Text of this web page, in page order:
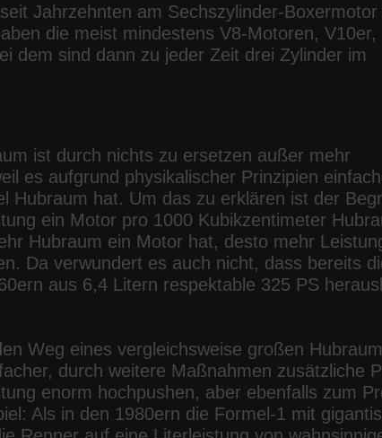
Jahrzehnten am Sechszylinder-Boxermotor
die meist mindestens V8-Motoren, V10er,
dem sind dann zu jeder Zeit drei Zylinder im
ist durch nichts zu ersetzen außer mehr
es aufgrund physikalischer Prinzipien
Hubraum hat. Um das zu erklären ist der
ein Motor pro 1000 Kubikzentimeter
Hubraum ein Motor hat, desto mehr
Da verwundert es auch nicht, dass bereits
aus 6,4 Litern respektable 325 PS
Weg eines vergleichsweise großen
durch weitere Maßnahmen zusätzliche
enorm hochpushen, aber ebenfalls zum
Als in den 1980ern die Formel-1 mit